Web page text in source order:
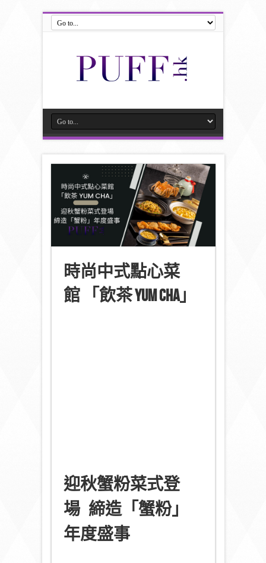
時尚中式點心菜
館
「飲茶YUM CHA」
迎秋蟹粉菜式登
場 締造「蟹粉」
年度盛事